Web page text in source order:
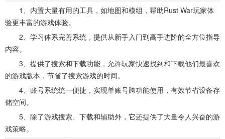
1、内置大量有用的工具，如地图和模组，帮助Rust War玩家体
验更丰富的游戏体验。
2、学习体系完善系统，提供从新手入门到高手进阶的全方位指导
内容。
3、提供了搜索和下载功能，允许玩家快速找到和下载他们最喜欢
的游戏版本，节省了搜索游戏的时间。
4、账号系统统一便捷，实现单账号跨功能使用，有效节省设备存
储空间。
5、除了游戏搜索、下载和辅助外，它还提供了大量令人兴奋的游
戏策略。